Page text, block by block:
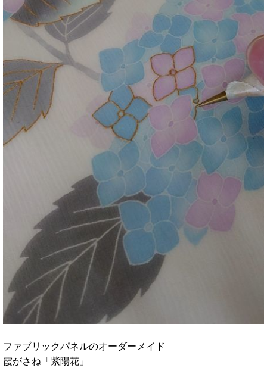
ファブリックパネルのオーダーメイド
霞がさね「紫陽花」